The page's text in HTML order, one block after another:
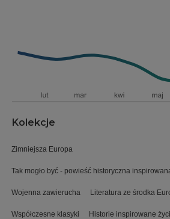
Kolekcje
Zimniejsza Europa
Tak mogło być - powieść historyczna
Wojenna zawierucha Literatura ze środka
Współczesne klasyki Historie inspirowane